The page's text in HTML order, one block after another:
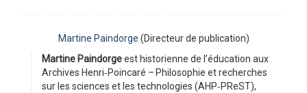
Martine Paindorge (Directeur de publication)
Martine Paindorgeest historienne de l’éducation aux
Archives Henri‑Poincaré – Philosophie et recherches
sur les sciences et les technologies (AHP‑PReST),